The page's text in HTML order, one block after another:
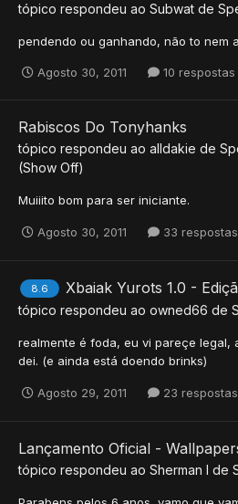
tópico respondeu ao Subwat de
pendendo ou ganhando, não to nem
Agosto 30, 2011 10 respostas
Rabiscos Do Tonyhanks
tópico respondeu ao alldakie de
(Show Off)
Muiiito bom para ser iniciante.
Agosto 30, 2011 33 respostas
8.6 Xbaiak Yurots 1.0 -
tópico respondeu ao owned66 de
realmente é foda, eu vi pareçe legal,
dei. (e ainda está doendo brinks)
Agosto 29, 2011 23 respostas
Lançamento Oficial -
tópico respondeu ao Sherman I de